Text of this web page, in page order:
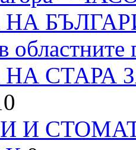
областните
СТАРА
И